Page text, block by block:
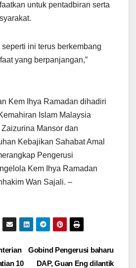
untuk pentadbiran serta
seperti ini terus berkembang
yang berpanjangan,”
Kem Ihya Ramadan dihadiri
Islam Malaysia
Mansor dan
Kebajikan Sahabat Amal
Pengerusi
Kem Ihya Ramadan
Wan Sajali. –
Gobind Pengerusi baharu
DAP, Guan Eng dilantik
10